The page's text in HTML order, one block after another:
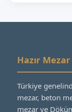
Hazır Mezar
Türkiye
mezar, beton
mezar ve